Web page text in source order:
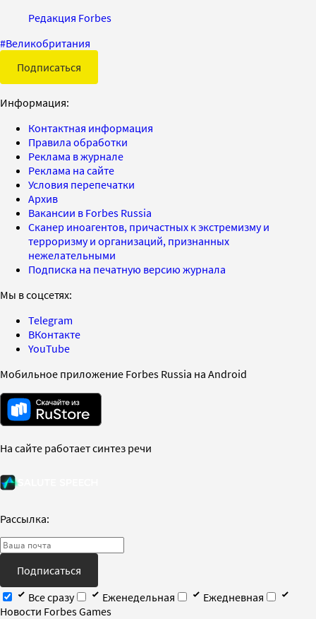
Редакция Forbes
#Великобритания
Подписаться
Информация:
Контактная информация
Правила обработки
Реклама в журнале
Реклама на сайте
Условия перепечатки
Архив
Вакансии в Forbes Russia
Сканер иноагентов, причастных к экстремизму и
терроризму и организаций, признанных
нежелательными
Подписка на печатную версию журнала
Мы в соцсетях:
Telegram
ВКонтакте
YouTube
Мобильное приложение Forbes Russia на Android
На сайте работает синтез речи
Рассылка:
Подписаться
Все сразу
Еженедельная
Ежедневная
Новости Forbes Games